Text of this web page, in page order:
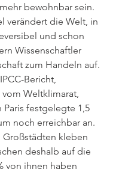
bewohnbar sein.
verändert die Welt, in
und schon
Wissenschaftler
zum Handeln auf.
Bericht,
Weltklimarat,
Paris festgelegte 1,5
noch erreichbar an.
Großstädten kleben
deshalb auf die
von ihnen haben